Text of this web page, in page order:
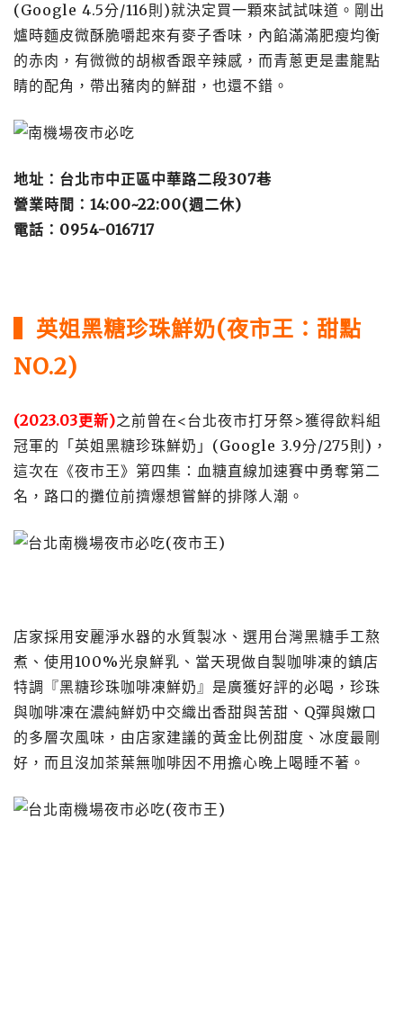
(Google 4.5分/116則)就決定買一顆來試試味道。剛出
爐時麵皮微酥脆嚼起來有麥子香味，內餡滿滿肥瘦均衡
的赤肉，有微微的胡椒香跟辛辣感，而青蔥更是畫龍點
睛的配角，帶出豬肉的鮮甜，也還不錯。
地址：台北市中正區中華路二段307巷
營業時間：14:00~22:00(週二休)
電話：0954-016717
▍英姐黑糖珍珠鮮奶(夜市王：甜點
NO.2)
(2023.03更新)之前曾在<台北夜市打牙祭>獲得飲料組
冠軍的「英姐黑糖珍珠鮮奶」(Google 3.9分/275則)，
這次在《夜市王》第四集：血糖直線加速賽中勇奪第二
名，路口的攤位前擠爆想嘗鮮的排隊人潮。
店家採用安麗淨水器的水質製冰、選用台灣黑糖手工熬
煮、使用100%光泉鮮乳、當天現做自製咖啡凍的鎮店
特調『黑糖珍珠咖啡凍鮮奶』是廣獲好評的必喝，珍珠
與咖啡凍在濃純鮮奶中交織出香甜與苦甜、Q彈與嫩口
的多層次風味，由店家建議的黃金比例甜度、冰度最剛
好，而且沒加茶葉無咖啡因不用擔心晚上喝睡不著。